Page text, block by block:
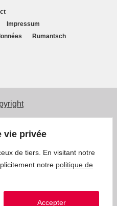
vie privée
de tiers. En visitant notre
notre politique de
Accepter
Impressum
Rumantsch